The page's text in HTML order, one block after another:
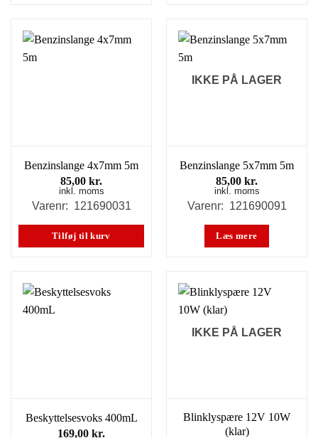
Benzinslange 4x7mm 5m
85,00 kr.
inkl. moms
Varenr: 121690031
Tilføj til kurv
IKKE PÅ LAGER
Benzinslange 5x7mm 5m
85,00 kr.
inkl. moms
Varenr: 121690091
Læs mere
Beskyttelsesvoks 400mL
169,00 kr.
IKKE PÅ LAGER
Blinklyspære 12V 10W
(klar)